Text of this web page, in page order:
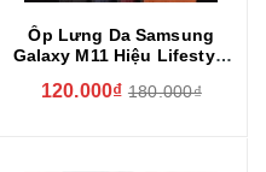
Ốp Lưng Da Samsung
Galaxy M11 Hiệu Lifestyle
120.000₫ 180.000₫